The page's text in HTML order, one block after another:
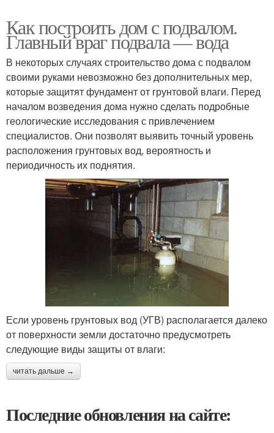
Как построить дом с подвалом.
Главный враг подвала — вода
В некоторых случаях строительство дома с подвалом
своими руками невозможно без дополнительных мер,
которые защитят фундамент от грунтовой влаги. Перед
началом возведения дома нужно сделать подробные
геологические исследования с привлечением
специалистов. Они позволят выявить точный уровень
расположения грунтовых вод, вероятность и
периодичность их поднятия.
Если уровень грунтовых вод (УГВ) располагается далеко
от поверхности земли достаточно предусмотреть
следующие виды защиты от влаги:
читать дальше →
Последние обновления на сайте: